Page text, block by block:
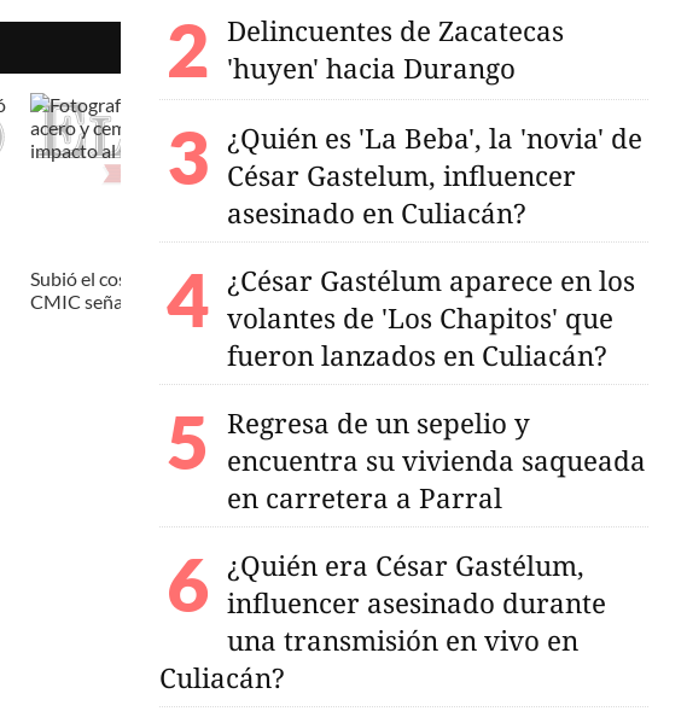
Subió el costo de acero y cemento;
CMIC señala impacto al sector
Delincuentes de Zacatecas
'huyen' hacia Durango
¿Quién es 'La Beba', la 'novia' de
César Gastelum, influencer
asesinado en Culiacán?
¿César Gastélum aparece en los
volantes de 'Los Chapitos' que
fueron lanzados en Culiacán?
Regresa de un sepelio y
encuentra su vivienda saqueada
en carretera a Parral
¿Quién era César Gastélum,
influencer asesinado durante
una transmisión en vivo en
Culiacán?